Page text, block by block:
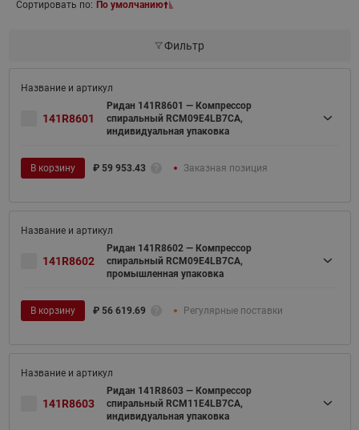
Сортировать по: По умолчанию
Фильтр
141R8601
Ридан 141R8601 — Компрессор
спиральный RCM09E4LB7CA,
индивидуальная упаковка
В корзину ₽ 59 953.43 Заказная позиция
141R8602
Ридан 141R8602 — Компрессор
спиральный RCM09E4LB7CA,
промышленная упаковка
В корзину ₽ 56 619.69 Регулярные поставки
141R8603
Ридан 141R8603 — Компрессор
спиральный RCM11E4LB7CA,
индивидуальная упаковка